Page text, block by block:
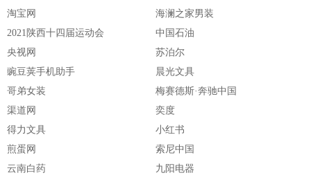
淘宝网
海澜之家男装
2021陕西十四届运动会
中国石油
央视网
苏泊尔
豌豆荚手机助手
晨光文具
哥弟女装
梅赛德斯·奔驰中国
渠道网
奕度
得力文具
小红书
煎蛋网
索尼中国
云南白药
九阳电器